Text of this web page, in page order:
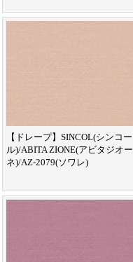
【ドレープ】SINCOL(シンコー
ル)/ABITA ZIONE(アビタジオー
ネ)/AZ-2079(ソワレ)